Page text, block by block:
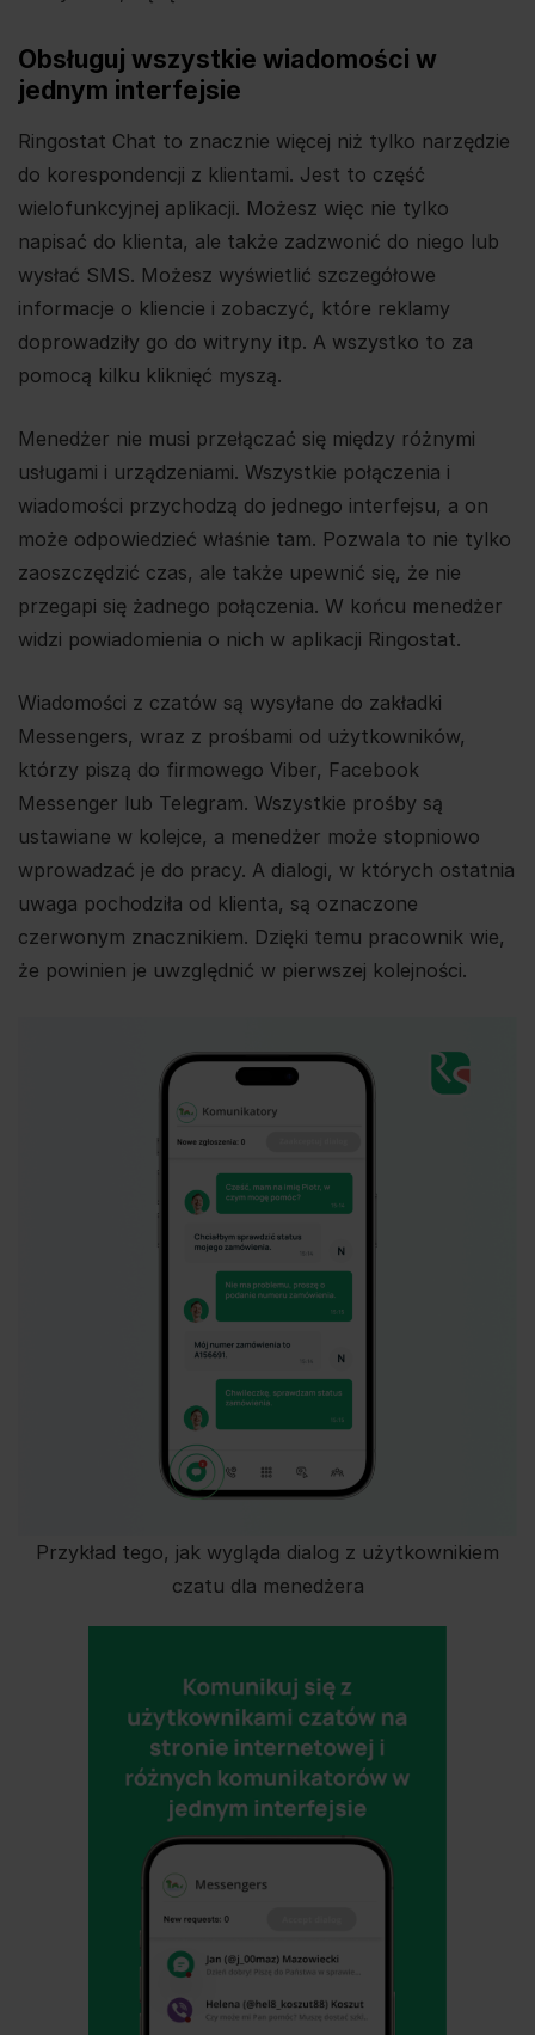
Obsługuj wszystkie wiadomości w
jednym interfejsie
Ringostat Chat to znacznie więcej niż tylko narzędzie
do korespondencji z klientami. Jest to część
wielofunkcyjnej aplikacji. Możesz więc nie tylko
napisać do klienta, ale także zadzwonić do niego lub
wysłać SMS. Możesz wyświetlić szczegółowe
informacje o kliencie i zobaczyć, które reklamy
doprowadziły go do witryny itp. A wszystko to za
pomocą kilku kliknięć myszą.
Menedżer nie musi przełączać się między różnymi
usługami i urządzeniami. Wszystkie połączenia i
wiadomości przychodzą do jednego interfejsu, a on
może odpowiedzieć właśnie tam. Pozwala to nie tylko
zaoszczędzić czas, ale także upewnić się, że nie
przegapi się żadnego połączenia. W końcu menedżer
widzi powiadomienia o nich w aplikacji Ringostat.
Wiadomości z czatów są wysyłane do zakładki
Messengers, wraz z prośbami od użytkowników,
którzy piszą do firmowego Viber, Facebook
Messenger lub Telegram. Wszystkie prośby są
ustawiane w kolejce, a menedżer może stopniowo
wprowadzać je do pracy. A dialogi, w których ostatnia
uwaga pochodziła od klienta, są oznaczone
czerwonym znacznikiem. Dzięki temu pracownik wie,
że powinien je uwzględnić w pierwszej kolejności.
Przykład tego, jak wygląda dialog z użytkownikiem
czatu dla menedżera